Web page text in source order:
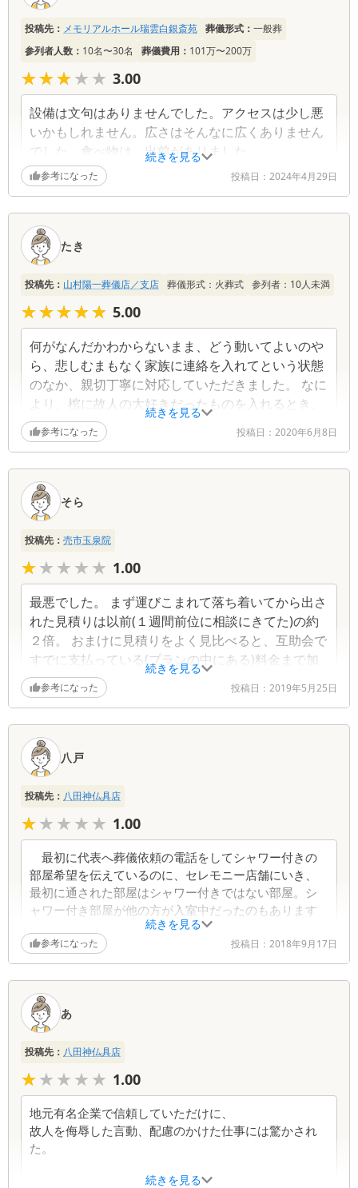
続きを見る
投稿先： メモリアルホール瑞雲白銀斎苑 葬儀形式： 一般葬
参列者人数： 10名〜30名 葬儀費用： 101万〜200万
★★★★★
★★★★★ 3.00
設備は文句はありませんでした。アクセスは少し悪
いかもしれません。広さはそんなに広くありません
でした。食べ物は、出前がありました。
参考になった 投稿日： 2024年4月29日
続きを見る
たき
投稿先： 山村陽一葬儀店／支店 葬儀形式： 火葬式 参列者： 10人未満
★★★★★
★★★★★ 5.00
何がなんだかわからないまま、どう動いてよいのや
ら、悲しむまもなく家族に連絡を入れてという状態
のなか、親切丁寧に対応していただきました。 なに
より、棺に故人の大好きだったものを入れるとき、
実物を入れれなかったな、、と思っていたところ、
その物のコピーをラミネートかけて「これを入れて
泣でした。 対応一つ一つ、柔らかくこちらの気持ち
に寄り添ってくれてるのが実感しました。
参考になった 投稿日： 2020年6月8日
続きを見る
そら
投稿先： 売市玉泉院
★★★★★
★★★★★ 1.00
最悪でした。 まず運びこまれて落ち着いてから出さ
れた見積りは以前(１週間前位に相談にきてた)の約
２倍。 おまけに見積りをよく見比べると、互助会で
すでに支払っている(プランの中にある)料金まで加
算されてる。 どうゆう事かと説明を求めても｢説明
できる人間がいない｣上の人間を出せと言っても｢今
い｣とお話にならない態度。 結局揉めて、八戸の別
の玉姫グループ｢八戸セレモニーホール(城下店)眞照
堂｣ の方に来て相談の上、そちらに移しました。 結
果的にはそれでよかったです。 とにかく、売市玉泉
の事をおすすめします。
参考になった 投稿日： 2019年5月25日
続きを見る
八戸
投稿先： 八田神仏具店
★★★★★
★★★★★ 1.00
最初に代表へ葬儀依頼の電話をしてシャワー付きの
部屋希望を伝えているのに、セレモニー店舗にいき、
最初に通された部屋はシャワー付きではない部屋。シ
ャワー付き部屋が他の方が入室中だったのもあります
が、空いたら移動できると聞いていましたので一日待
っていましたが、その事を確認されません。
とても不安になりこちらから聞いたところ「後から
葬儀が決まったお客に決まった。そちらから希望をさ
れていなので無理です。もしかして空いたら移動でき
るが確約できない。今の部屋に最初に希望したの
で・・・シャワー付きの部屋希望は聞いてないの
「最初の代表電話で希望してますし、今の部屋はこ
ちらから希望してません。こちらに来たら勝手にこの
部屋に通されました。」と言い返しました。希望を聞
いてなのはそちらの会社のミス、連絡不足である事な
のに、私達が希望しない事が悪いという言い方でし
参考になった 投稿日： 2018年9月17日
続きを見る
あ
投稿先： 八田神仏具店
★★★★★
★★★★★ 1.00
地元有名企業で信頼していただけに、
故人を侮辱した言動、配慮のかけた仕事には驚かされ
た。
故人の歯が抜けたのか、抜かれたのか？知らぬ間に枕